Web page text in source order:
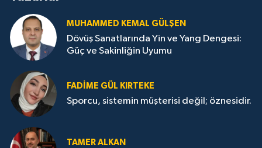
MUHAMMED KEMAL GÜLŞEN
Dövüş Sanatlarında Yin ve Yang Dengesi:
Güç ve Sakinliğin Uyumu
FADIME GÜL KIRTEKE
Sporcu, sistemin müşterisi değil; öznesidir.
TAMER ALKAN